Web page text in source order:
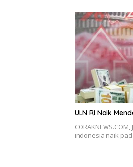
ULN RI Naik
Indonesia naik